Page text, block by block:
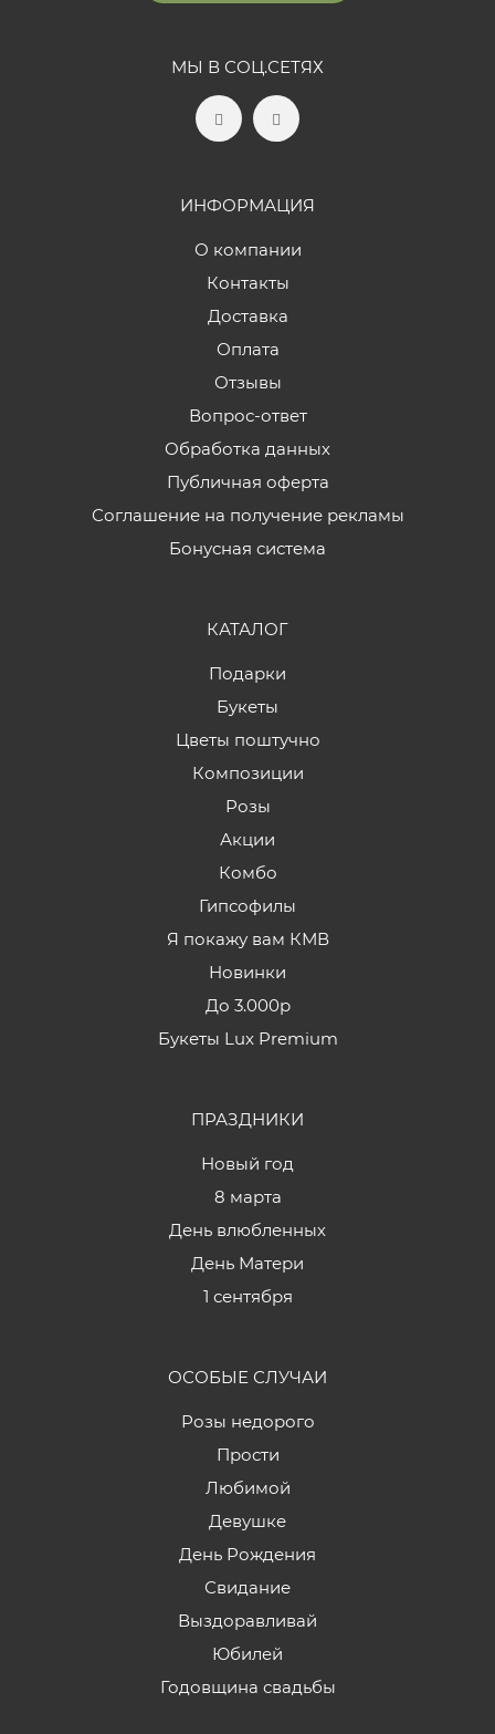
МЫ В СОЦ.СЕТЯХ
ИНФОРМАЦИЯ
О компании
Контакты
Доставка
Оплата
Отзывы
Вопрос-ответ
Обработка данных
Публичная оферта
Соглашение на получение рекламы
Бонусная система
КАТАЛОГ
Подарки
Букеты
Цветы поштучно
Композиции
Розы
Акции
Комбо
Гипсофилы
Я покажу вам КМВ
Новинки
До 3.000р
Букеты Lux Premium
ПРАЗДНИКИ
Новый год
8 марта
День влюбленных
День Матери
1 сентября
ОСОБЫЕ СЛУЧАИ
Розы недорого
Прости
Любимой
Девушке
День Рождения
Свидание
Выздоравливай
Юбилей
Годовщина свадьбы